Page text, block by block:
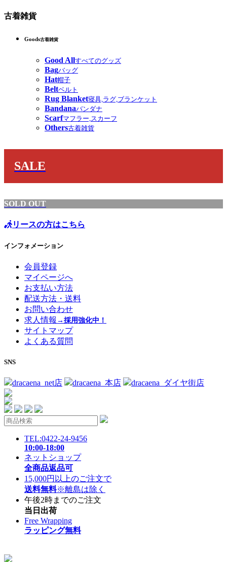
古着雑貨
Goods古着雑貨
Good Allすべてのグッズ
Bagバッグ
Hat帽子
Beltベルト
Rug Blanket寝具,ラグ,ブランケット
Bandanaバンダナ
Scarfマフラー,スカーフ
Others古着雑貨
SALE
SOLD OUT
リースの方はこちら
インフォメーション
会員登録
マイページへ
お支払い方法
配送方法・送料
お問い合わせ
求人情報 →採用強化中！
サイトマップ
よくある質問
SNS
dracaena_net店 dracaena_本店 dracaena_ダイヤ街店
TEL:0422-24-9456
10:00-18:00
ネットショップ
全商品返品可
15,000円以上のご注文で
送料無料※離島は除く
午後2時までのご注文
当日出荷
Free Wrapping
ラッピング無料